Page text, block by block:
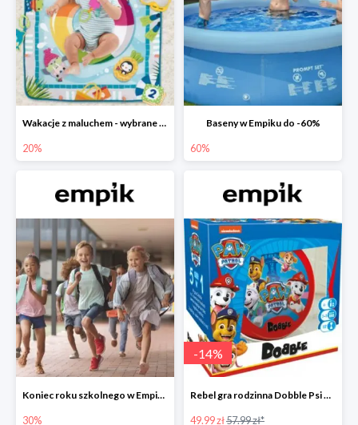
Wakacje z maluchem - wybrane zabawki Fisher-Price w Empiku-20%
20%
Baseny w Empiku do -60%
60%
Koniec roku szkolnego w Empiku - prezenty dla dzieci i nauczycieli do -30%
30%
-14%
Rebel gra rodzinna Dobble Psi Patrol w Empiku Premium
49.99 zł57.99 zł*